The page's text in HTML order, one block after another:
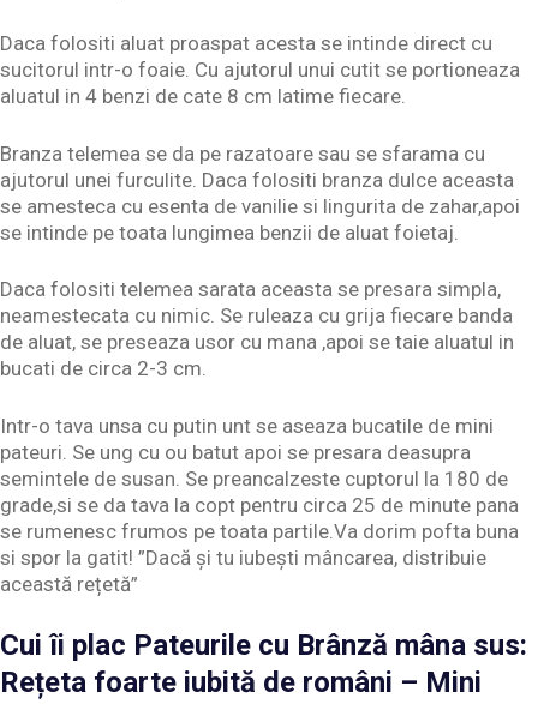
Daca folositi aluat proaspat acesta se intinde direct cu
sucitorul intr-o foaie. Cu ajutorul unui cutit se portioneaza
aluatul in 4 benzi de cate 8 cm latime fiecare.
Branza telemea se da pe razatoare sau se sfarama cu
ajutorul unei furculite. Daca folositi branza dulce aceasta
se amesteca cu esenta de vanilie si lingurita de zahar,apoi
se intinde pe toata lungimea benzii de aluat foietaj.
Daca folositi telemea sarata aceasta se presara simpla,
neamestecata cu nimic. Se ruleaza cu grija fiecare banda
de aluat, se preseaza usor cu mana ,apoi se taie aluatul in
bucati de circa 2-3 cm.
Intr-o tava unsa cu putin unt se aseaza bucatile de mini
pateuri. Se ung cu ou batut apoi se presara deasupra
semintele de susan. Se preancalzeste cuptorul la 180 de
grade,si se da tava la copt pentru circa 25 de minute pana
se rumenesc frumos pe toata partile.Va dorim pofta buna
si spor la gatit! ”Dacă și tu iubești mâncarea, distribuie
această rețetă”
Cui îi plac Pateurile cu Brânză mâna sus:
Rețeta foarte iubită de români – Mini